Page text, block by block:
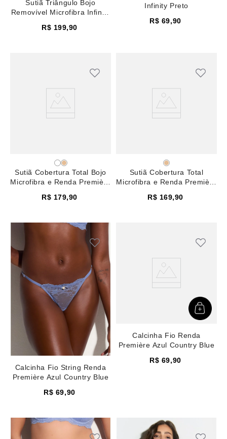
Sutiã Triângulo Bojo
Removível Microfibra Infinity
R$ 199,90
Infinity Preto
R$ 69,90
Sutiã Cobertura Total Bojo
Microfibra e Renda Première
R$ 179,90
Sutiã Cobertura Total
Microfibra e Renda Première
R$ 169,90
Calcinha Fio String Renda
Première Azul Country Blue
R$ 69,90
Calcinha Fio Renda
Première Azul Country Blue
R$ 69,90